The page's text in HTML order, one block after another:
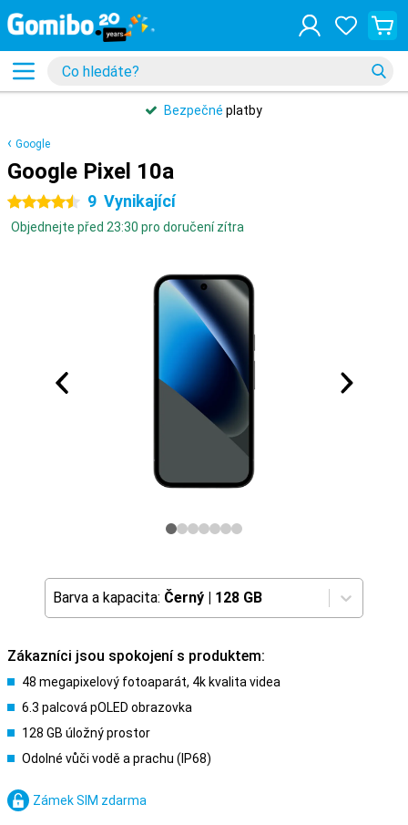
Bezpečné platby
Google
Google Pixel 10a
4.5 hvězdičky 9 Vynikající
Objednejte před 23:30 pro doručení zítra
Barva a kapacita: Černý | 128 GB
Zákazníci jsou spokojení s produktem:
48 megapixelový fotoaparát, 4k kvalita videa
6.3 palcová pOLED obrazovka
128 GB úložný prostor
Odolné vůči vodě a prachu (IP68)
Zámek SIM zdarma